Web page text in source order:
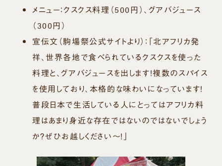
メニュー：クスクス料理（500円）、グアバジュース
（300円）
宣伝文（駒場祭公式サイトより）： 「北アフリカ発
祥、世界各地で食べられているクスクスを使った
料理と、グアバジュースを出します！複数のスパイス
を使用しており、本格的な味わいになっています！
普段日本で生活している人にとってはアフリカ料
理はあまり身近な存在ではないのではないでしょう
か？ぜひお越しください～！」